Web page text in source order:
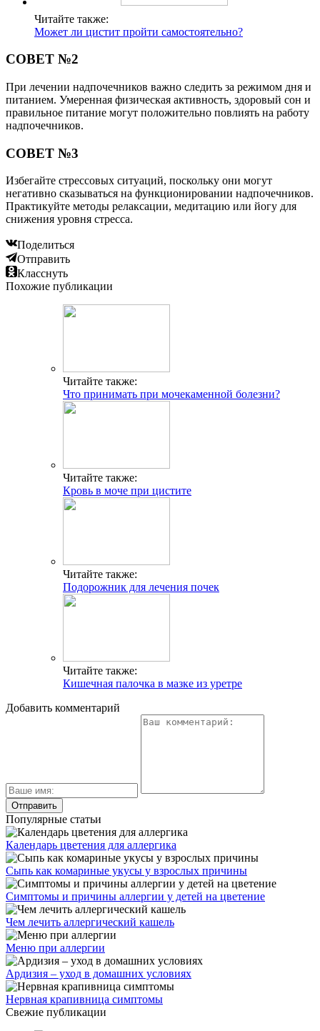
Читайте также:
Может ли цистит пройти самостоятельно?
СОВЕТ №2
При лечении надпочечников важно следить за режимом дня и
питанием. Умеренная физическая активность, здоровый сон и
правильное питание могут положительно повлиять на работу
надпочечников.
СОВЕТ №3
Избегайте стрессовых ситуаций, поскольку они могут
негативно сказываться на функционировании надпочечников.
Практикуйте методы релаксации, медитацию или йогу для
снижения уровня стресса.
Поделиться
Отправить
Класснуть
Похожие публикации
Читайте также:
Что принимать при мочекаменной болезни?
Читайте также:
Кровь в моче при цистите
Читайте также:
Подорожник для лечения почек
Читайте также:
Кишечная палочка в мазке из уретре
Добавить комментарий
Популярные статьи
Календарь цветения для аллергика
Сыпь как комариные укусы у взрослых причины
Симптомы и причины аллергии у детей на цветение
Чем лечить аллергический кашель
Меню при аллергии
Ардизия – уход в домашних условиях
Нервная крапивница симптомы
Свежие публикации